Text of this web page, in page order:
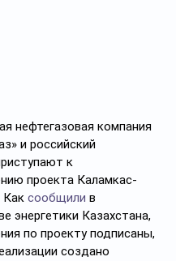
нефтегазовая компания
и российский
к
проекта Каламкас-
Как сообщили в
энергетики Казахстана,
по проекту подписаны,
создано